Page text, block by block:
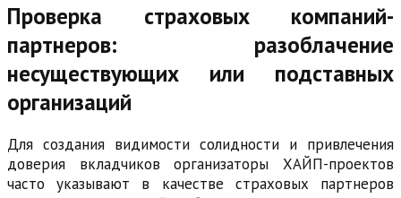
Проверка страховых компаний-
партнеров: разоблачение
несуществующих или подставных
организаций
Для создания видимости солидности и привлечения
доверия вкладчиков организаторы ХАЙП-проектов
часто указывают в качестве страховых партнеров